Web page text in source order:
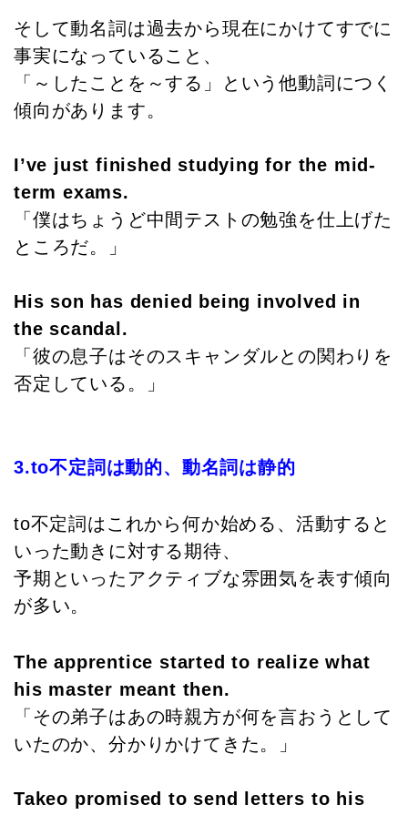
そして動名詞は過去から現在にかけてすでに
事実になっていること、
「～したことを～する」という他動詞につく
傾向があります。
I’ve just finished studying for the mid-
term exams.
「僕はちょうど中間テストの勉強を仕上げた
ところだ。」
His son has denied being involved in
the scandal.
「彼の息子はそのスキャンダルとの関わりを
否定している。」
3.to不定詞は動的、動名詞は静的
to不定詞はこれから何か始める、活動すると
いった動きに対する期待、
予期といったアクティブな雰囲気を表す傾向
が多い。
The apprentice started to realize what
his master meant then.
「その弟子はあの時親方が何を言おうとして
いたのか、分かりかけてきた。」
Takeo promised to send letters to his